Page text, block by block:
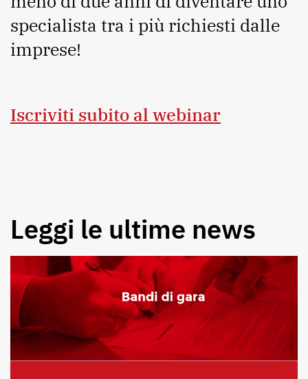
specialista tra i più richiesti dalle
imprese!
Iscriviti subito al webinar
Leggi le ultime news